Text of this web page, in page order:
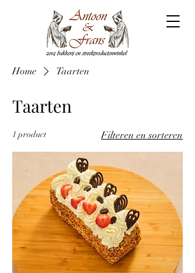
Home Taarten
Taarten
1 product Filteren en sorteren